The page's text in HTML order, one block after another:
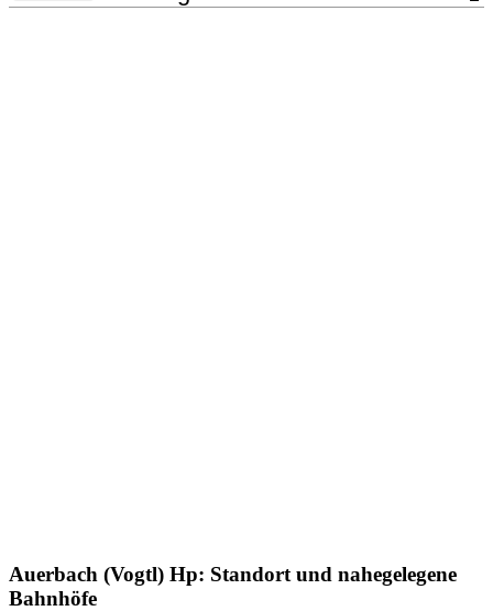
Auerbach (Vogtl) Hp: Standort und nahegelegene
Bahnhöfe